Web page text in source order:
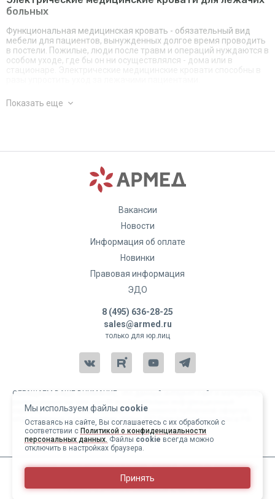
больных
Функциональная медицинская кровать - обязательный вид
мебели для пациентов, вынужденных долгое время проводить
в постели. Пожилые, люди после травм и операций нуждаются в
особом уходе, где бы он ни осуществлялся - дома или в
Кровати с электроприводом позволяют регулировку углов
наклона секций и высоты ложа простым нажатием кнопок на
Электрические кровати механические оптом
Компания Армед - один из самых крупных поставщиков мебели
для медцентров в России и СНГ. У нас Вы можете купить
медицинские электрические кровати оптом по ценам
производителя. Звоните по телефону
Показать еще
Мы используем файлы cookie
Оставаясь на сайте, Вы соглашаетесь с их обработкой с
соответствии с Политикой о конфиденциальности
персональных данных. Файлы cookie всегда можно
отключить в настройках браузера.
Принять
Вакансии
Новости
Информация об оплате
Новинки
Правовая информация
ЭДО
8 (495) 636-28-25
sales@armed.ru
только для юр.лиц
ОБРАЩАЕМ ВАШЕ ВНИМАНИЕ, что данный интернет-сайт и материалы,
характер и ни при каких условиях не являются публичной офертой,
определяемой положениями статьи 437 Гражданского кодекса РФ.
Copyright 2004-2026 © Армед
ИМЕЮТСЯ ПРОТИВОПОКАЗАНИЯ, ПЕРЕД ИСПОЛЬЗОВАНИЕМ
НЕОБХОДИМО ОЗНАКОМИТЬСЯ С ИНСТРУКЦИЕЙ И
ПРОКОНСУЛЬТИРОВАТЬСЯ С ВРАЧОМ